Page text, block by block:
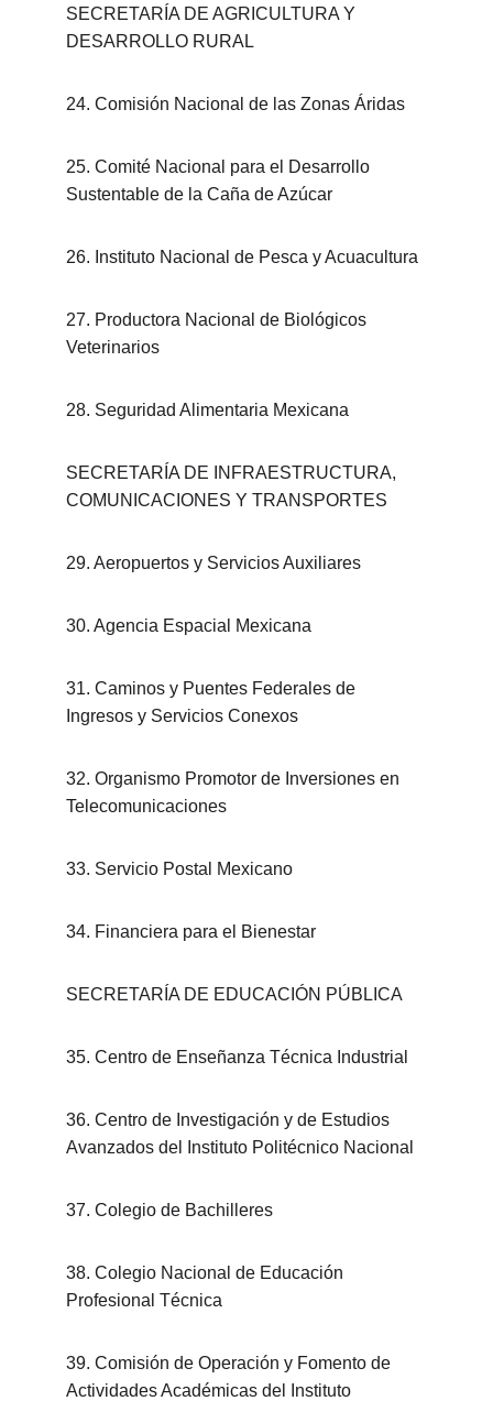
SECRETARÍA DE AGRICULTURA Y
DESARROLLO RURAL
24. Comisión Nacional de las Zonas Áridas
25. Comité Nacional para el Desarrollo
Sustentable de la Caña de Azúcar
26. Instituto Nacional de Pesca y Acuacultura
27. Productora Nacional de Biológicos
Veterinarios
28. Seguridad Alimentaria Mexicana
SECRETARÍA DE INFRAESTRUCTURA,
COMUNICACIONES Y TRANSPORTES
29. Aeropuertos y Servicios Auxiliares
30. Agencia Espacial Mexicana
31. Caminos y Puentes Federales de
Ingresos y Servicios Conexos
32. Organismo Promotor de Inversiones en
Telecomunicaciones
33. Servicio Postal Mexicano
34. Financiera para el Bienestar
SECRETARÍA DE EDUCACIÓN PÚBLICA
35. Centro de Enseñanza Técnica Industrial
36. Centro de Investigación y de Estudios
Avanzados del Instituto Politécnico Nacional
37. Colegio de Bachilleres
38. Colegio Nacional de Educación
Profesional Técnica
39. Comisión de Operación y Fomento de
Actividades Académicas del Instituto